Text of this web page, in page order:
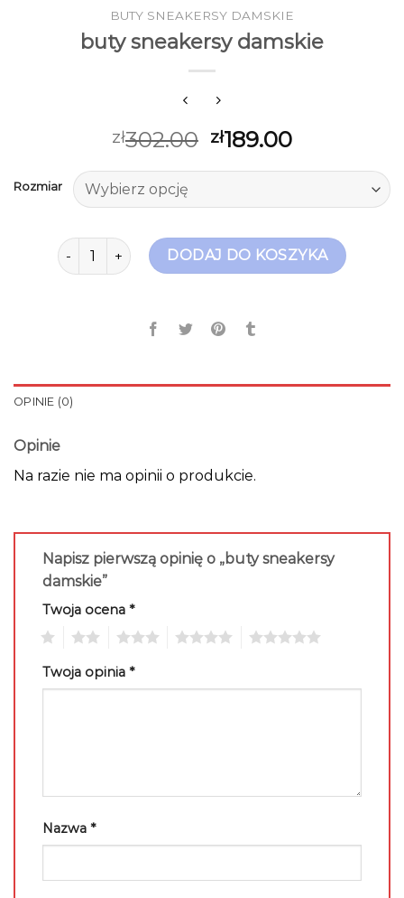
BUTY SNEAKERSY DAMSKIE
buty sneakersy damskie
zł302.00 zł189.00
Rozmiar
ilość buty sneakersy damskieDODAJ DO KOSZYKA
OPINIE (0)
Opinie
Na razie nie ma opinii o produkcie.
Napisz pierwszą opinię o „buty sneakersy
damskie”
Twoja ocena *
Twoja opinia *
Nazwa *